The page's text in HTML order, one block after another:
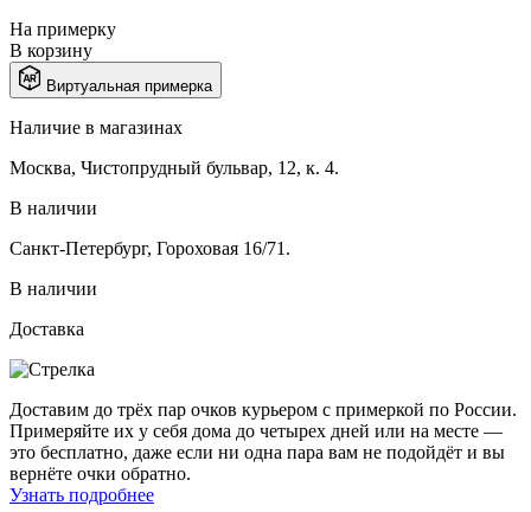
На примерку
В корзину
Виртуальная примерка
Наличие в магазинах
Москва, Чистопрудный бульвар, 12, к. 4.
В наличии
Санкт-Петербург, Гороховая 16/71.
В наличии
Доставка
Доставим до трёх пар очков курьером с примеркой по России.
Примеряйте их у себя дома до четырех дней или на месте —
это бесплатно, даже если ни одна пара вам не подойдёт и вы
вернёте очки обратно.
Узнать подробнее